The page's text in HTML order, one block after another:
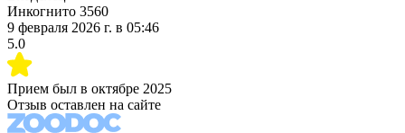
Инкогнито 3560
9 февраля 2026 г. в 05:46
5.0
Прием был в октябре 2025
Отзыв оставлен на сайте